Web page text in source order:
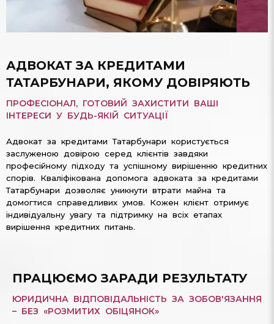
АДВОКАТ ЗА КРЕДИТАМИ
ТАТАРБУНАРИ, ЯКОМУ ДОВІРЯЮТЬ
ПРОФЕСІОНАЛ, ГОТОВИЙ ЗАХИСТИТИ ВАШІ
ІНТЕРЕСИ У БУДЬ-ЯКІЙ СИТУАЦІЇ
Адвокат за кредитами Татарбунари користується
заслуженою довірою серед клієнтів завдяки
професійному підходу та успішному вирішенню кредитних
спорів. Кваліфікована допомога адвоката за кредитами
Татарбунари дозволяє уникнути втрати майна та
домогтися справедливих умов. Кожен клієнт отримує
індивідуальну увагу та підтримку на всіх етапах
вирішення кредитних питань.
ПРАЦЮЄМО ЗАРАДИ РЕЗУЛЬТАТУ
ЮРИДИЧНА ВІДПОВІДАЛЬНІСТЬ ЗА ЗОБОВ'ЯЗАННЯ
– БЕЗ «РОЗМИТИХ ОБІЦЯНОК»